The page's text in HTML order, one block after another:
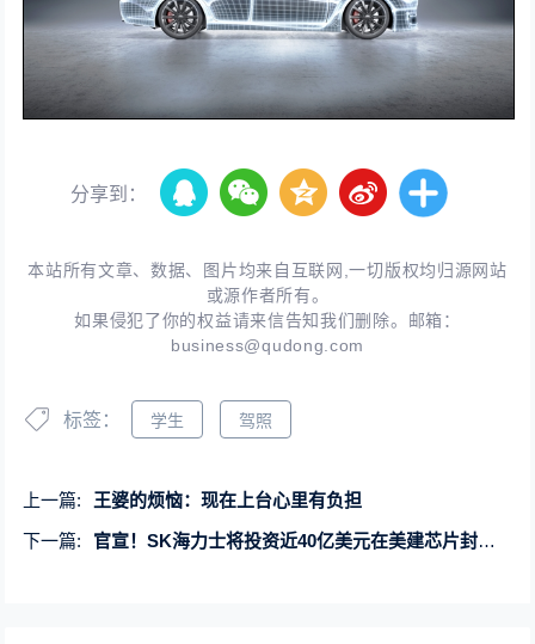
分享到：
本站所有文章、数据、图片均来自互联网,一切版权均归源网站
或源作者所有。
如果侵犯了你的权益请来信告知我们删除。邮箱：
business@qudong.com
标签： 学生 驾照
上一篇:
王婆的烦恼：现在上台心里有负担
下一篇:
官宣！SK海力士将投资近40亿美元在美建芯片封装厂